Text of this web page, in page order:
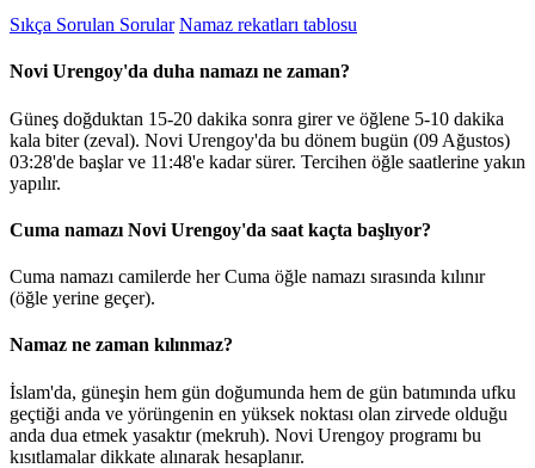
Sıkça Sorulan Sorular Namaz rekatları tablosu
Novi Urengoy'da duha namazı ne zaman?
Güneş doğduktan 15-20 dakika sonra girer ve öğlene 5-10 dakika
kala biter (zeval). Novi Urengoy'da bu dönem bugün (09 Ağustos)
03:28'de başlar ve 11:48'e kadar sürer. Tercihen öğle saatlerine yakın
yapılır.
Cuma namazı Novi Urengoy'da saat kaçta başlıyor?
Cuma namazı camilerde her Cuma öğle namazı sırasında kılınır
(öğle yerine geçer).
Namaz ne zaman kılınmaz?
İslam'da, güneşin hem gün doğumunda hem de gün batımında ufku
geçtiği anda ve yörüngenin en yüksek noktası olan zirvede olduğu
anda dua etmek yasaktır (mekruh). Novi Urengoy programı bu
kısıtlamalar dikkate alınarak hesaplanır.